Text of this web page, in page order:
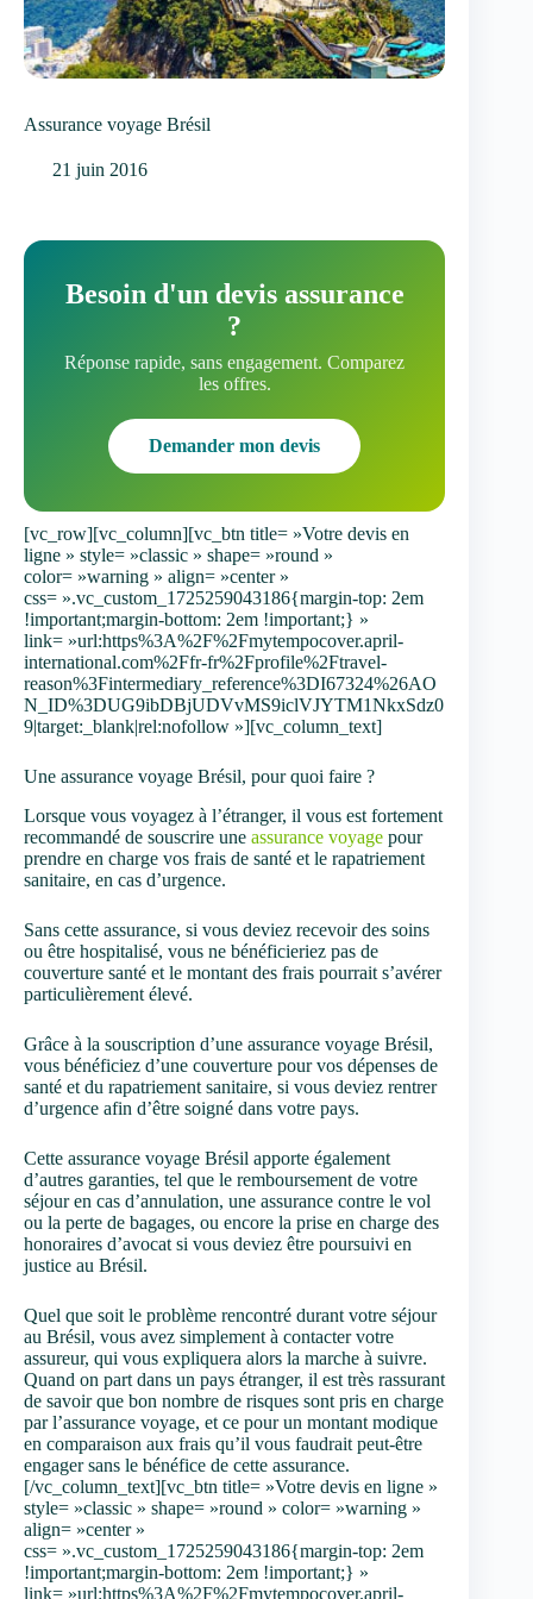
Assurance voyage Brésil
21 juin 2016
Besoin d'un devis assurance
?
Réponse rapide, sans engagement. Comparez
les offres.
Demander mon devis
[vc_row][vc_column][vc_btn title= »Votre devis en
ligne » style= »classic » shape= »round »
color= »warning » align= »center »
css= ».vc_custom_1725259043186{margin-top: 2em
!important;margin-bottom: 2em !important;} »
link= »url:https%3A%2F%2Fmytempocover.april-
international.com%2Ffr-fr%2Fprofile%2Ftravel-
reason%3Fintermediary_reference%3DI67324%26AO
N_ID%3DUG9ibDBjUDVvMS9iclVJYTM1NkxSdz0
9|target:_blank|rel:nofollow »][vc_column_text]
Une assurance voyage Brésil, pour quoi faire ?
Lorsque vous voyagez à l’étranger, il vous est fortement
recommandé de souscrire une assurance voyage pour
prendre en charge vos frais de santé et le rapatriement
sanitaire, en cas d’urgence.
Sans cette assurance, si vous deviez recevoir des soins
ou être hospitalisé, vous ne bénéficieriez pas de
couverture santé et le montant des frais pourrait s’avérer
particulièrement élevé.
Grâce à la souscription d’une assurance voyage Brésil,
vous bénéficiez d’une couverture pour vos dépenses de
santé et du rapatriement sanitaire, si vous deviez rentrer
d’urgence afin d’être soigné dans votre pays.
Cette assurance voyage Brésil apporte également
d’autres garanties, tel que le remboursement de votre
séjour en cas d’annulation, une assurance contre le vol
ou la perte de bagages, ou encore la prise en charge des
honoraires d’avocat si vous deviez être poursuivi en
justice au Brésil.
Quel que soit le problème rencontré durant votre séjour
au Brésil, vous avez simplement à contacter votre
assureur, qui vous expliquera alors la marche à suivre.
Quand on part dans un pays étranger, il est très rassurant
de savoir que bon nombre de risques sont pris en charge
par l’assurance voyage, et ce pour un montant modique
en comparaison aux frais qu’il vous faudrait peut-être
engager sans le bénéfice de cette assurance.
[/vc_column_text][vc_btn title= »Votre devis en ligne »
style= »classic » shape= »round » color= »warning »
align= »center »
css= ».vc_custom_1725259043186{margin-top: 2em
!important;margin-bottom: 2em !important;} »
link= »url:https%3A%2F%2Fmytempocover.april-